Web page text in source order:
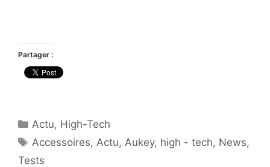
Partager :
Catégories
Actu, High-Tech
Étiquettes
Accessoires, Actu, Aukey, high - tech, News,
Tests